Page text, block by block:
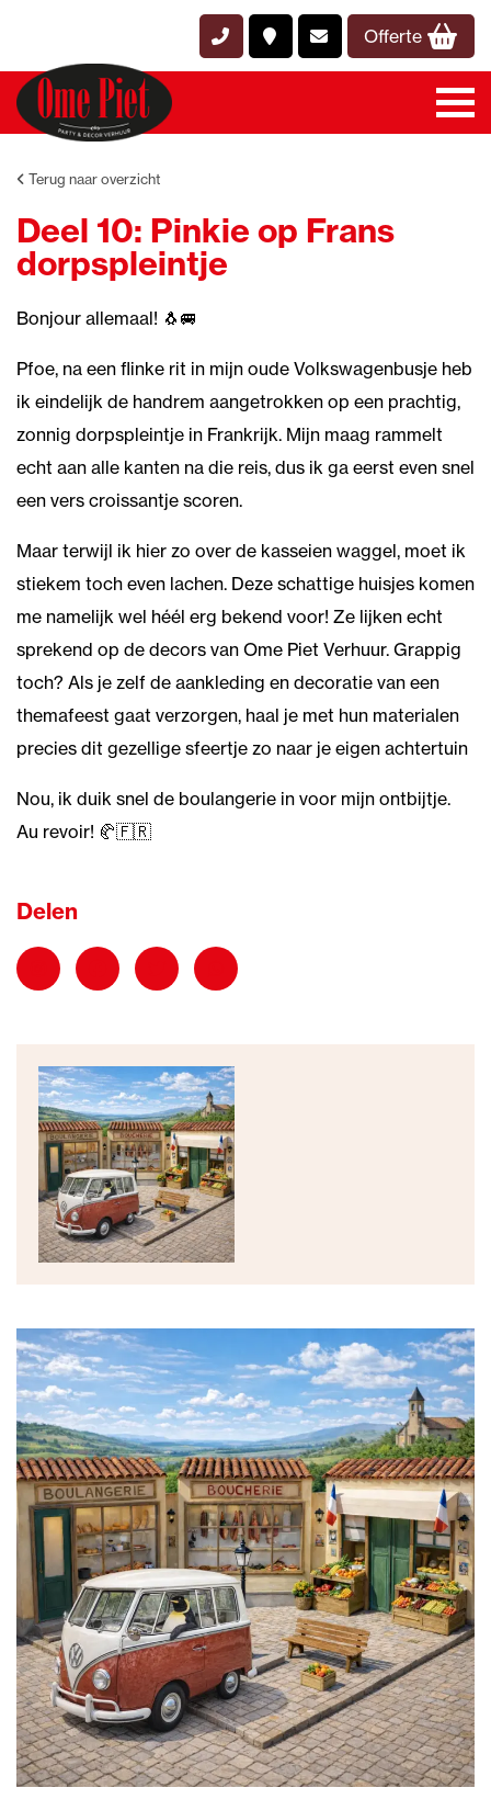
Offerte
Terug naar overzicht
Deel 10: Pinkie op Frans
dorpspleintje
Bonjour allemaal! 🐧🚐
Pfoe, na een flinke rit in mijn oude Volkswagenbusje heb
ik eindelijk de handrem aangetrokken op een prachtig,
zonnig dorpspleintje in Frankrijk. Mijn maag rammelt
echt aan alle kanten na die reis, dus ik ga eerst even snel
een vers croissantje scoren.
Maar terwijl ik hier zo over de kasseien waggel, moet ik
stiekem toch even lachen. Deze schattige huisjes komen
me namelijk wel héél erg bekend voor! Ze lijken echt
sprekend op de decors van Ome Piet Verhuur. Grappig
toch? Als je zelf de aankleding en decoratie van een
themafeest gaat verzorgen, haal je met hun materialen
precies dit gezellige sfeertje zo naar je eigen achtertuin
Nou, ik duik snel de boulangerie in voor mijn ontbijtje.
Au revoir! 🥐🇫🇷
Delen